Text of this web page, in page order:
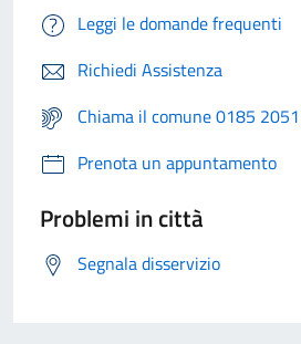
Leggi le domande frequenti
Richiedi Assistenza
Chiama il comune 0185 2051
Prenota un appuntamento
Problemi in città
Segnala disservizio